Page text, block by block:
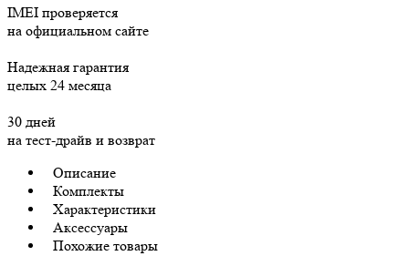
IMEI проверяется
на официальном сайте
Надежная гарантия
целых 24 месяца
30 дней
на тест-драйв и возврат
Описание
Комплекты
Характеристики
Аксессуары
Похожие товары